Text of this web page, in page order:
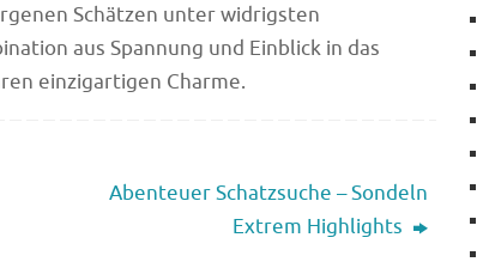
Schätzen unter widrigsten
aus Spannung und Einblick in das
einzigartigen Charme.
Abenteuer Schatzsuche – Sondeln
Extrem Highlights